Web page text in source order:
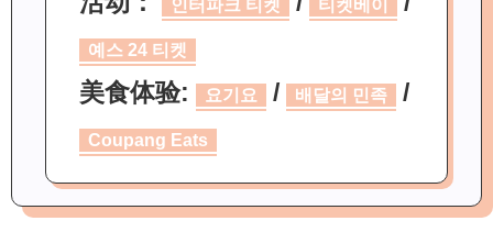
인터파크 티켓 티켓베이
예스 24 티켓
美食体验: 요기요 / 배달의 민족 /
Coupang Eats